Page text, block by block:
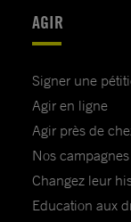
AGIR
Signer une
Agir en ligne
Agir près de
Nos campagnes
Changez leur
Education aux